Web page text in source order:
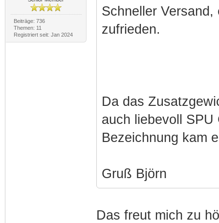
Beiträge: 736
Themen: 11
Registriert seit: Jan 2024
Schneller
zufrieden.
Da das
auch liebevoll
Bezeichnung kam
Gruß Björn
Das freut mich zu